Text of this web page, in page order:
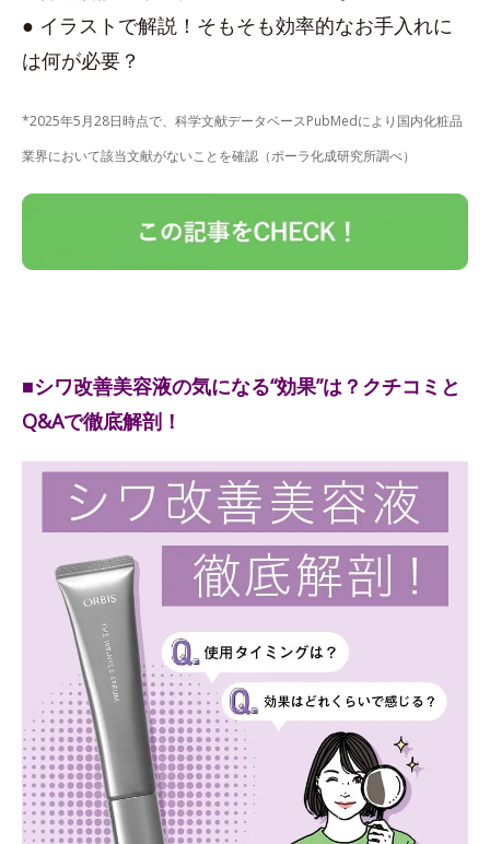
● イラストで解説！そもそも効率的なお手入れに
は何が必要？
*2025年5月28日時点で、科学文献データベースPubMedにより国内化粧品
業界において該当文献がないことを確認（ポーラ化成研究所調べ）
■シワ改善美容液の気になる“効果”は？クチコミと
Q&Aで徹底解剖！